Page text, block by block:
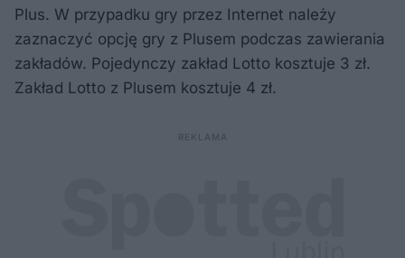
Plus. W przypadku gry przez Internet należy
zaznaczyć opcję gry z Plusem podczas zawierania
zakładów. Pojedynczy zakład Lotto kosztuje 3 zł.
Zakład Lotto z Plusem kosztuje 4 zł.